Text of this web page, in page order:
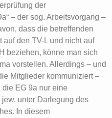
der
– der sog. Arbeitsvorgang –
dass die betreffenden
den TV-L und nicht auf
beziehen, könne man sich
vorstellen. Allerdings – und
Mitglieder kommuniziert –
EG 9a nur eine
unter Darlegung des
In diesem